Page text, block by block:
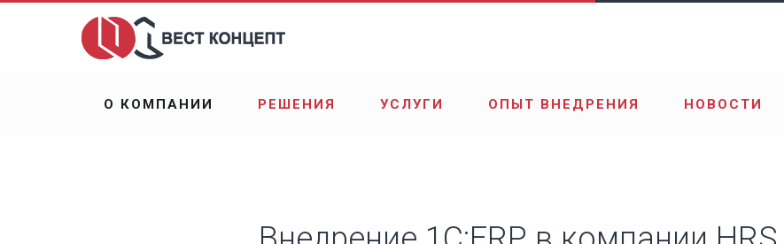
О КОМПАНИИ РЕШЕНИЯ УСЛУГИ ОПЫТ ВНЕДРЕНИЯ НОВОСТИ